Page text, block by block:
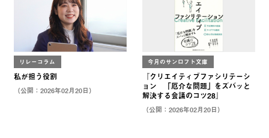
リレーコラム
私が担う役割
（公開：2026年02月20日）
今月のサンロフト文庫
『クリエイティブファシリテーシ
ョン 「厄介な問題」をズバッと
解決する会議のコツ28』
（公開：2026年02月20日）